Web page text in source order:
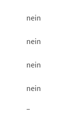
nein
nein
nein
nein
–